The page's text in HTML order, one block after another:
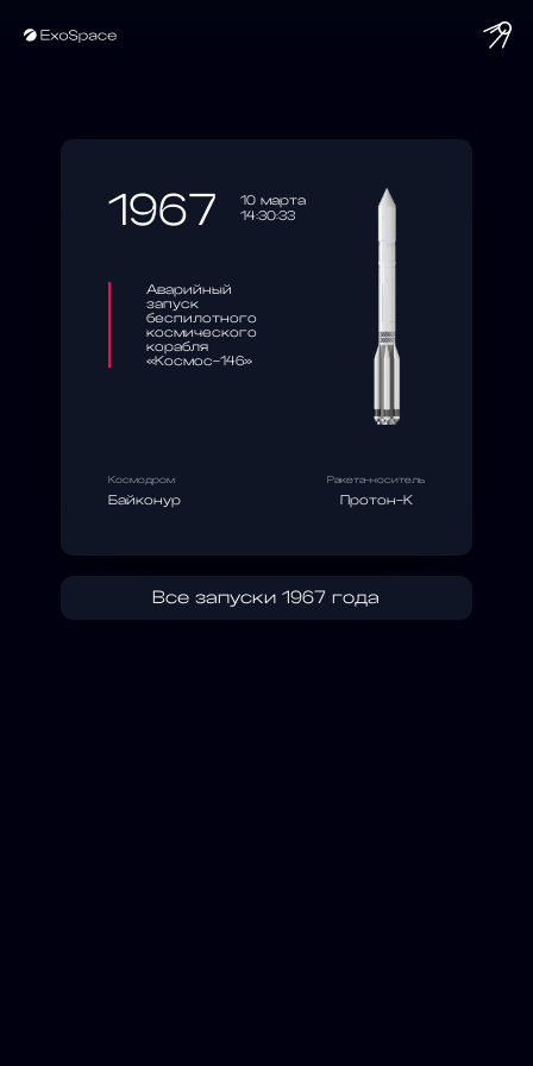
1967
10 марта
14:30:33
Аварийный
запуск
беспилотного
космического
корабля
«Космос-146»
Космодром
Байконур
Ракета-носитель
Протон-К
Все запуски 1967 года